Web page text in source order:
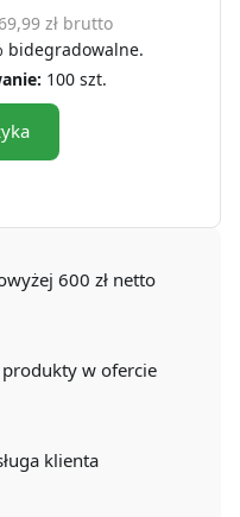
zł brutto
bidegradowalne.
100 szt.
600 zł netto
produkty w ofercie
klienta